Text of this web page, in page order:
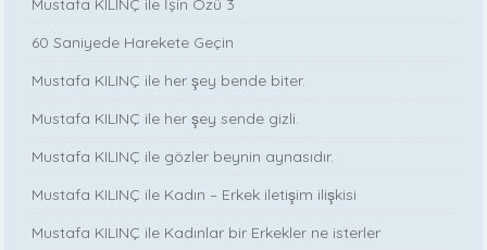
Mustafa KILINÇ ile İşin Özü 3
60 Saniyede Harekete Geçin
Mustafa KILINÇ ile her şey bende biter.
Mustafa KILINÇ ile her şey sende gizli.
Mustafa KILINÇ ile gözler beynin aynasıdır.
Mustafa KILINÇ ile Kadın – Erkek iletişim ilişkisi
Mustafa KILINÇ ile Kadınlar bir Erkekler ne isterler